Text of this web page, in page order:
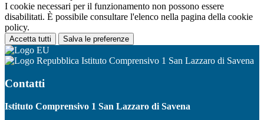
I cookie necessari per il funzionamento non possono essere
disabilitati. È possibile consultare l'elenco nella pagina della cookie
policy.
Accetta tutti Salva le preferenze
Istituto Comprensivo 1 San Lazzaro di Savena
Contatti
Istituto Comprensivo 1 San Lazzaro di Savena